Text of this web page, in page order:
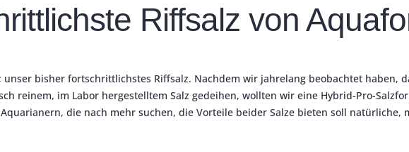
Riffsalz von
unser bisher fortschrittlichstes Riffsalz. Nachdem wir jahrelang beobachtet haben,
reinem, im Labor hergestelltem Salz gedeihen, wollten wir eine Hybrid-Pro-
die nach mehr suchen, die Vorteile beider Salze bieten soll natürliche,